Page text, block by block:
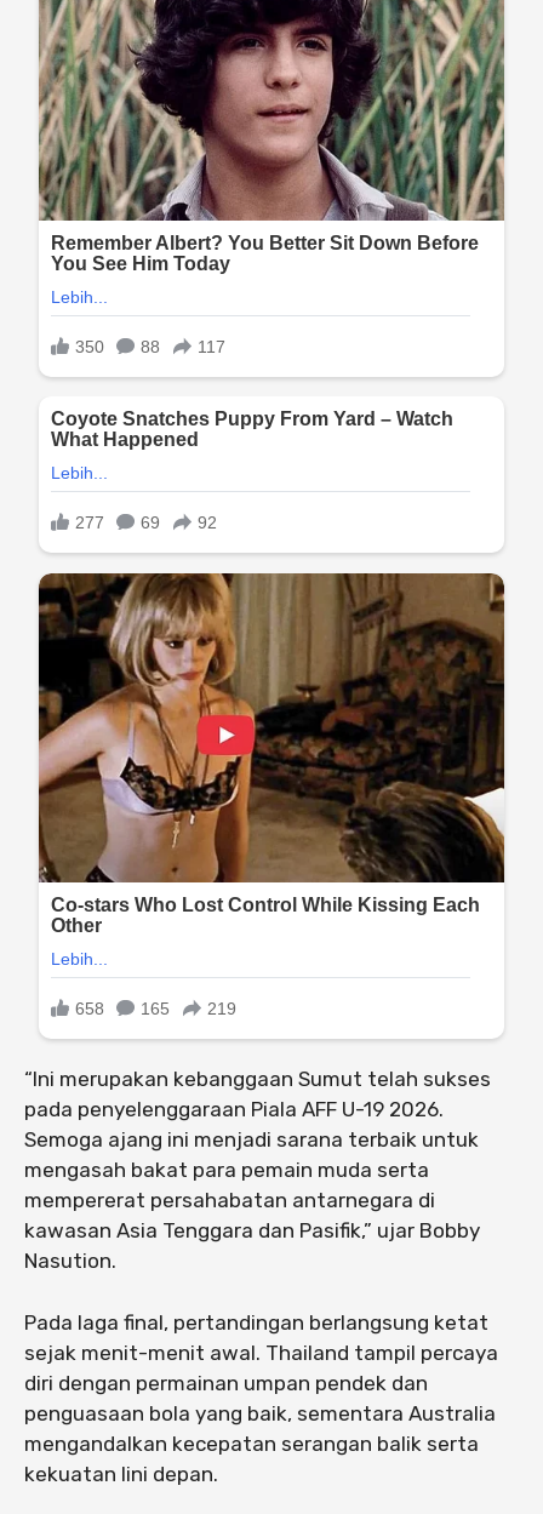
“Ini merupakan kebanggaan Sumut telah sukses
pada penyelenggaraan Piala AFF U-19 2026.
Semoga ajang ini menjadi sarana terbaik untuk
mengasah bakat para pemain muda serta
mempererat persahabatan antarnegara di
kawasan Asia Tenggara dan Pasifik,” ujar Bobby
Nasution.
Pada laga final, pertandingan berlangsung ketat
sejak menit-menit awal. Thailand tampil percaya
diri dengan permainan umpan pendek dan
penguasaan bola yang baik, sementara Australia
mengandalkan kecepatan serangan balik serta
kekuatan lini depan.